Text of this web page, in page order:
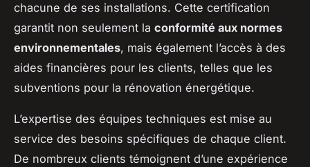
chacune de ses installations. Cette certification
garantit non seulement la conformité aux normes
environnementales, mais également l’accès à des
aides financières pour les clients, telles que les
subventions pour la rénovation énergétique.
L’expertise des équipes techniques est mise au
service des besoins spécifiques de chaque client.
De nombreux clients témoignent d’une expérience